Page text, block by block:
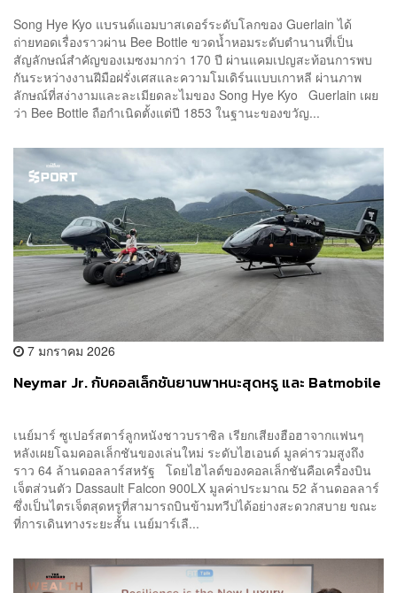
Song Hye Kyo แบรนด์แอมบาสเดอร์ระดับโลกของ Guerlain ได้
ถ่ายทอดเรื่องราวผ่าน Bee Bottle ขวดน้ำหอมระดับตำนานที่เป็น
สัญลักษณ์สำคัญของเมซงมากว่า 170 ปี ผ่านแคมเปญสะท้อนการพบ
กันระหว่างงานฝีมือฝรั่งเศสและความโมเดิร์นแบบเกาหลี ผ่านภาพ
ลักษณ์ที่สง่างามและละเมียดละไมของ Song Hye Kyo Guerlain เผย
ว่า Bee Bottle ถือกำเนิดตั้งแต่ปี 1853 ในฐานะของขวัญ...
7 มกราคม 2026
Neymar Jr. กับคอลเล็กชันยานพาหนะสุดหรู และ Batmobile
เนย์มาร์ ซูเปอร์สตาร์ลูกหนังชาวบราซิล เรียกเสียงฮือฮาจากแฟนๆ
หลังเผยโฉมคอลเล็กชันของเล่นใหม่ ระดับไฮเอนด์ มูลค่ารวมสูงถึง
ราว 64 ล้านดอลลาร์สหรัฐ โดยไฮไลต์ของคอลเล็กชันคือเครื่องบิน
เจ็ตส่วนตัว Dassault Falcon 900LX มูลค่าประมาณ 52 ล้านดอลลาร์
ซึ่งเป็นไตรเจ็ตสุดหรูที่สามารถบินข้ามทวีปได้อย่างสะดวกสบาย ขณะ
ที่การเดินทางระยะสั้น เนย์มาร์เลื...